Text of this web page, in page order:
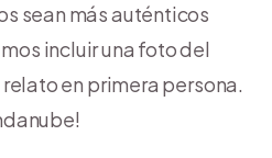
sean más auténticos
incluir una foto del
en primera persona.